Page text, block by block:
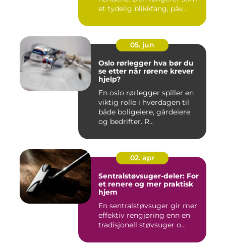
et tydelig blikkfang, påv...
05. jun
Oslo rørlegger hva bør du
se etter når rørene krever
hjelp?
En oslo rørlegger spiller en
viktig rolle i hverdagen til
både boligeiere, gårdeiere
og bedrifter. R...
02. apr
Sentralstøvsuger-deler: For
et renere og mer praktisk
hjem
En sentralstøvsuger gir mer
effektiv rengjøring enn en
tradisjonell støvsuger o...